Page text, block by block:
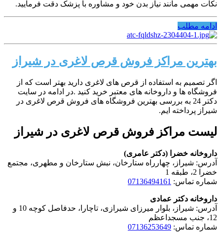
نکات مهمی مانند نیاز بدن خود و مشاوره با پزشک دقت فرمایید.
ادامه مطلب
بهترین مراکز فروش قرص لاغری در شیراز
اگر تصمیم به استفاده از قرص های لاغری دارید بهتر است که از
فروشگاه ها و داروخانه های معتبر خرید کنید .در ادامه در سایت
دکتر 24 به بررسی بهترین فروشگاه های فروش قرص لاغری در
شیراز پرداخته ایم.
لیست مراکز فروش قرص لاغری در شیراز
داروخانه خضرا (دکتر عامری)
آدرس: شیراز، چهارراه ستارخان، نبش ستارخان و مطهری، مجتمع
خضرا 2، طبقه 1
شماره تماس: 07136494161
داروخانه دکتر عمادی
آدرس: شیراز، بلوار میرزای شیرازی، تاچارا، حدفاصل کوچه 10 و
12، جنب مسجداعظم
شماره تماس: 07136253649